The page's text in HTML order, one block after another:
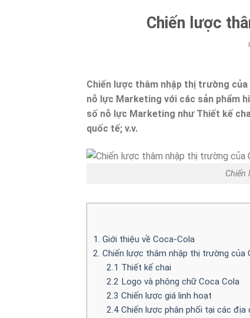
Chiến lược
Chiến lược thâm nhập thị trường
nỗ lực Marketing với các sản phẩm
số nỗ lực Marketing như Thiết kế
quốc tế; v.v.
Chiến
1. Giới thiệu về Coca-Cola
2. Chiến lược thâm nhập thị trường của
2.1 Thiết kế chai
2.2 Logo và phông chữ Coca Cola
2.3 Chiến lược giá linh hoạt
2.4 Chiến lược phân phối tại các